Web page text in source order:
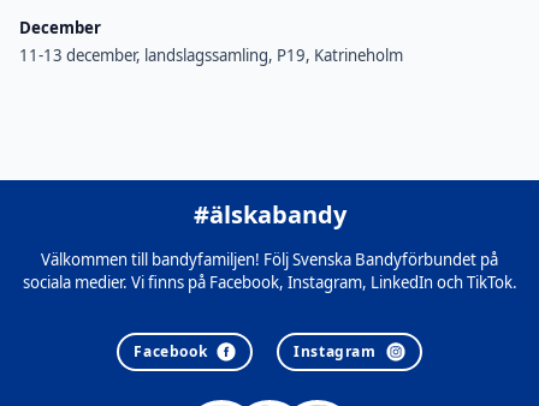
December
11-13 december, landslagssamling, P19, Katrineholm
#älskabandy
Välkommen till bandyfamiljen! Följ Svenska Bandyförbundet på
sociala medier. Vi finns på Facebook, Instagram, LinkedIn och TikTok.
Facebook Instagram